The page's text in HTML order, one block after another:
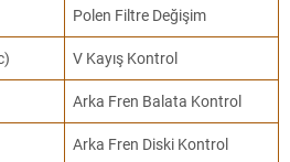
Polen Filtre Değişim
V Kayış Kontrol
Arka Fren Balata Kontrol
Arka Fren Diski Kontrol